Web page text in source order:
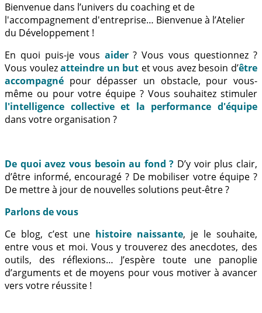
Bienvenue dans l’univers du coaching et de
l'accompagnement d'entreprise… Bienvenue à l’Atelier
du Développement !
En quoi puis-je vous aider? Vous vous questionnez ?
Vous voulezatteindre un but et vous avez besoin d’être
accompagné pour dépasser un obstacle, pour vous-
même ou pour votre équipe ? Vous souhaitez stimuler
l'intelligence collective et la performance d'équipe
dans votre organisation ?
De quoi avez vous besoin au fond ? D’y voir plus clair,
d’être informé, encouragé ? De mobiliser votre équipe ?
De mettre à jour de nouvelles solutions peut-être ?
Parlons de vous
Ce blog, c’est une histoire naissante, je le souhaite,
entre vous et moi. Vous y trouverez des anecdotes, des
outils, des réflexions… J’espère toute une panoplie
d’arguments et de moyens pour vous motiver à avancer
vers votre réussite !